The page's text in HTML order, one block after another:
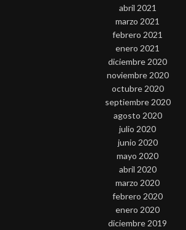
abril 2021
marzo 2021
febrero 2021
enero 2021
diciembre 2020
noviembre 2020
octubre 2020
septiembre 2020
agosto 2020
julio 2020
junio 2020
mayo 2020
abril 2020
marzo 2020
febrero 2020
enero 2020
diciembre 2019